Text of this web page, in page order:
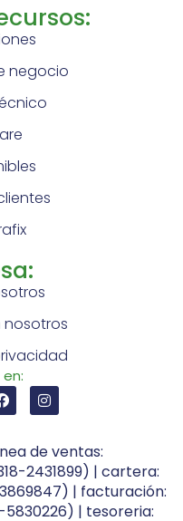
negocio
de ventas:
2431899) | cartera:
| facturación:
| tesoreria: